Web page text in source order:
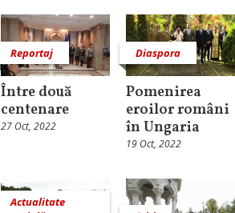
Reportaj
Între două
centenare
27 Oct, 2022
Diaspora
Pomenirea
eroilor români
în Ungaria
19 Oct, 2022
Actualitate